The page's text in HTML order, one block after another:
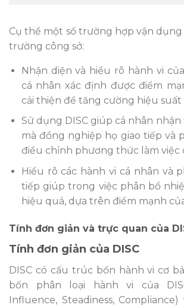
Cụ thể một số trường hợp vận dụng
trường công sở:
Nhận diện và hiểu rõ hành vi
cá nhân xác định được điểm
cải thiện để tăng cường hiệu suất
Sử dụng DISC giúp cá nhân
mà đồng nghiệp họ giao tiếp và
điều chỉnh phương thức làm việc
Hiểu rõ các hành vi cá nhân và
tiếp giúp trong việc phân bổ
hiệu quả, dựa trên điểm mạnh
Tính đơn giản và trực quan của
Tính đơn giản của DISC
DISC có cấu trúc bốn hành vi cơ
bốn phân loại hành vi của
Influence, Steadiness,